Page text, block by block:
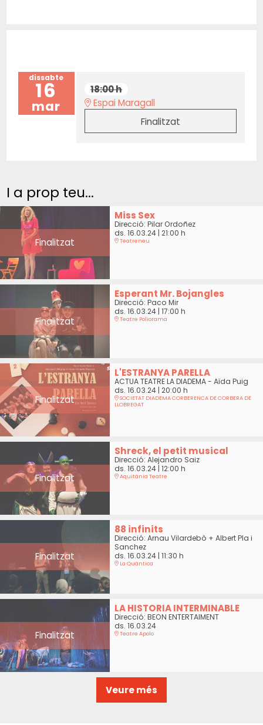
dissabte
16
mar
18:00 h
Espai Maragall
Finalitzat
I a prop teu...
Finalitzat
Miss Sex
Direcció: Pilar Ordoñez
ds. 16.03.24| 21:00 h
Teatreneu
Finalitzat
Esperant Mr. Bojangles
Direcció: Paco Mir
ds. 16.03.24| 17:00 h
Teatre Poliorama
Finalitzat
L'ESTRANYA PARELLA
ACTUA TEATRE LA DIADEMA - Aïda Puig
ds. 16.03.24| 20:00 h
SOCIETAT DIADEMA CORBERENCA DE CORBERA DE
LLOBREGAT
Finalitzat
Shreck, el petit musical
Direcció: Alejandro Saiz
ds. 16.03.24| 12:00 h
Aquitània Teatre
Finalitzat
88 infinits
Direcció: Arnau Vilardebò + Albert Pla i
Sanchez
ds. 16.03.24| 11:30 h
La Quàntica
Finalitzat
LA HISTORIA INTERMINABLE
Direcció: BEON ENTERTAIMENT
ds. 16.03.24
Teatre Apolo
Veure més